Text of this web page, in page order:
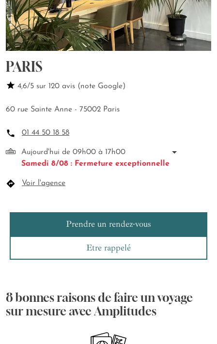
PARIS
4,6/5 sur 120 avis (note Google)
60 rue Sainte Anne - 75002 Paris
01 44 50 18 58
Aujourd'hui de 09h00 à 17h00
Samedi 8/08 : Fermeture exceptionnelle
Voir l'agence
Prendre un rendez-vous
Etre rappelé
8 bonnes raisons de faire un voyage
sur mesure avec Amplitudes